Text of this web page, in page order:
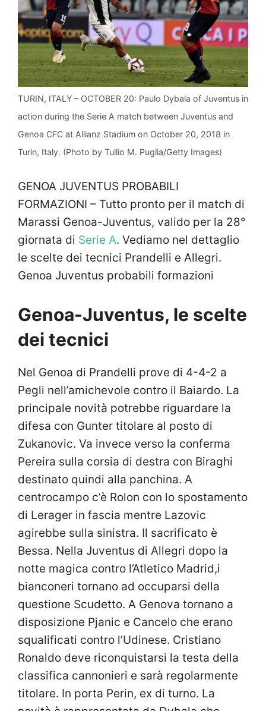
TURIN, ITALY – OCTOBER 20: Paulo Dybala of Juventus in
action during the Serie A match between Juventus and
Genoa CFC at Allianz Stadium on October 20, 2018 in
Turin, Italy. (Photo by Tullio M. Puglia/Getty Images)
GENOA JUVENTUS PROBABILI
FORMAZIONI – Tutto pronto per il match di
Marassi Genoa-Juventus, valido per la 28°
giornata di Serie A. Vediamo nel dettaglio
le scelte dei tecnici Prandelli e Allegri.
Genoa Juventus probabili formazioni
Genoa-Juventus, le scelte
dei tecnici
Nel Genoa di Prandelli prove di 4-4-2 a
Pegli nell’amichevole contro il Baiardo. La
principale novità potrebbe riguardare la
difesa con Gunter titolare al posto di
Zukanovic. Va invece verso la conferma
Pereira sulla corsia di destra con Biraghi
destinato quindi alla panchina. A
centrocampo c’è Rolon con lo spostamento
di Lerager in fascia mentre Lazovic
agirebbe sulla sinistra. Il sacrificato è
Bessa. Nella Juventus di Allegri dopo la
notte magica contro l’Atletico Madrid,i
bianconeri tornano ad occuparsi della
questione Scudetto. A Genova tornano a
disposizione Pjanic e Cancelo che erano
squalificati contro l’Udinese. Cristiano
Ronaldo deve riconquistarsi la testa della
classifica cannonieri e sarà regolarmente
titolare. In porta Perin, ex di turno. La